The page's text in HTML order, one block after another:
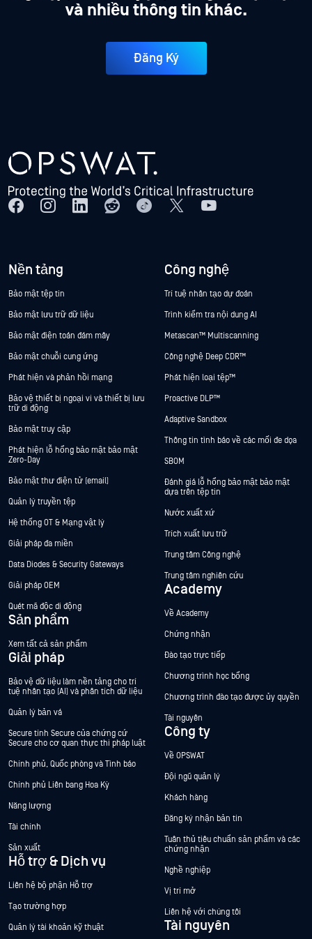
và nhiều thông tin khác.
Đăng Ký
Nền tảng
Bảo mật tệp tin
Bảo mật lưu trữ dữ liệu
Bảo mật điện toán đám mây
Bảo mật chuỗi cung ứng
Phát hiện và phản hồi mạng
Bảo vệ thiết bị ngoại vi và thiết bị lưu
trữ di động
Bảo mật truy cập
Phát hiện lỗ hổng bảo mật bảo mật
Zero-Day
Bảo mật thư điện tử (email)
Quản lý truyền tệp
Hệ thống OT & Mạng vật lý
Giải pháp đa miền
Data Diodes & Security Gateways
Giải pháp OEM
Quét mã độc di động
Sản phẩm
Xem tất cả sản phẩm
Giải pháp
Bảo vệ dữ liệu làm nền tảng cho trí
tuệ nhân tạo (AI) và phân tích dữ liệu
Quản lý bản vá
Secure tính Secure của chứng cứ
Secure cho cơ quan thực thi pháp luật
Chính phủ, Quốc phòng và Tình báo
Chính phủ Liên bang Hoa Kỳ
Năng lượng
Tài chính
Sản xuất
Hỗ trợ & Dịch vụ
Liên hệ bộ phận Hỗ trợ
Tạo trường hợp
Quản lý tài khoản kỹ thuật
Công nghệ
Trí tuệ nhân tạo dự đoán
Trình kiểm tra nội dung AI
Metascan™ Multiscanning
Công nghệ Deep CDR™
Phát hiện loại tệp™
Proactive DLP™
Adaptive Sandbox
Thông tin tình báo về các mối đe dọa
SBOM
Đánh giá lỗ hổng bảo mật bảo mật
dựa trên tệp tin
Nước xuất xứ
Trích xuất lưu trữ
Trung tâm Công nghệ
Trung tâm nghiên cứu
Academy
Về Academy
Chứng nhận
Đào tạo trực tiếp
Chương trình học bổng
Chương trình đào tạo được ủy quyền
Tài nguyên
Công ty
Về OPSWAT
Đội ngũ quản lý
Khách hàng
Đăng ký nhận bản tin
Tuân thủ tiêu chuẩn sản phẩm và các
chứng nhận
Nghề nghiệp
Vị trí mở
Liên hệ với chúng tôi
Tài nguyên